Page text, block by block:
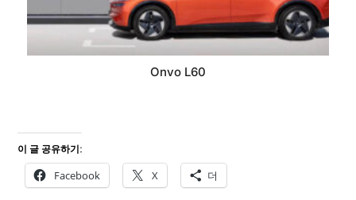
Onvo L60
이 글 공유하기:
Facebook X 더